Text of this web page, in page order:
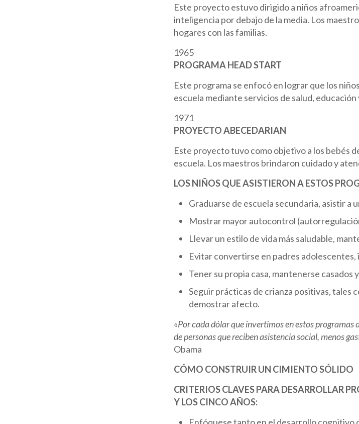
Este proyecto estuvo dirigido a niños
inteligencia por debajo de la media. Los
hogares con las familias.
1965
PROGRAMA HEAD START
Este programa se enfocó en lograr que los
escuela mediante servicios de salud,
1971
PROYECTO ABECEDARIAN
Este proyecto tuvo como objetivo a los bebés
escuela. Los maestros brindaron cuidado y
LOS NIÑOS QUE ASISTIERON A ESTOS
Graduarse de escuela secundaria, asistir
Mostrar mayor autocontrol
Llevar un estilo de vida más saludable,
Evitar convertirse en padres
Tener su propia casa, mantenerse casados
Seguir prácticas de crianza positivas, tales
demostrar afecto.
«Por cada dólar que invertimos en estos
de personas que reciben asistencia social, menos
Obama
CÓMO CONSTRUIR UN CIMIENTO SÓLIDO
CRITERIOS CLAVES PARA DESARROLLAR
Y LOS CINCO AÑOS: